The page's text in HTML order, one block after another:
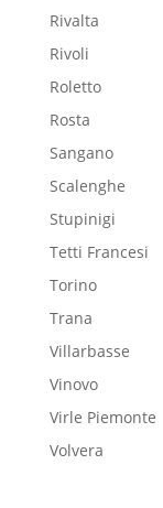
Rivalta
Rivoli
Roletto
Rosta
Sangano
Scalenghe
Stupinigi
Tetti Francesi
Torino
Trana
Villarbasse
Vinovo
Virle Piemonte
Volvera